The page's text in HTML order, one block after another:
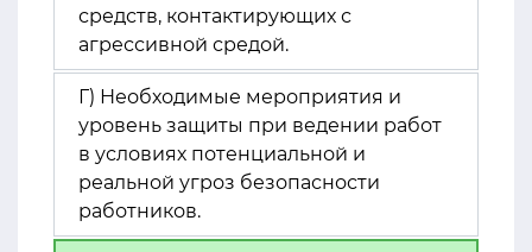
средств, контактирующих с
агрессивной средой.
Г) Необходимые мероприятия и
уровень защиты при ведении работ
в условиях потенциальной и
реальной угроз безопасности
работников.